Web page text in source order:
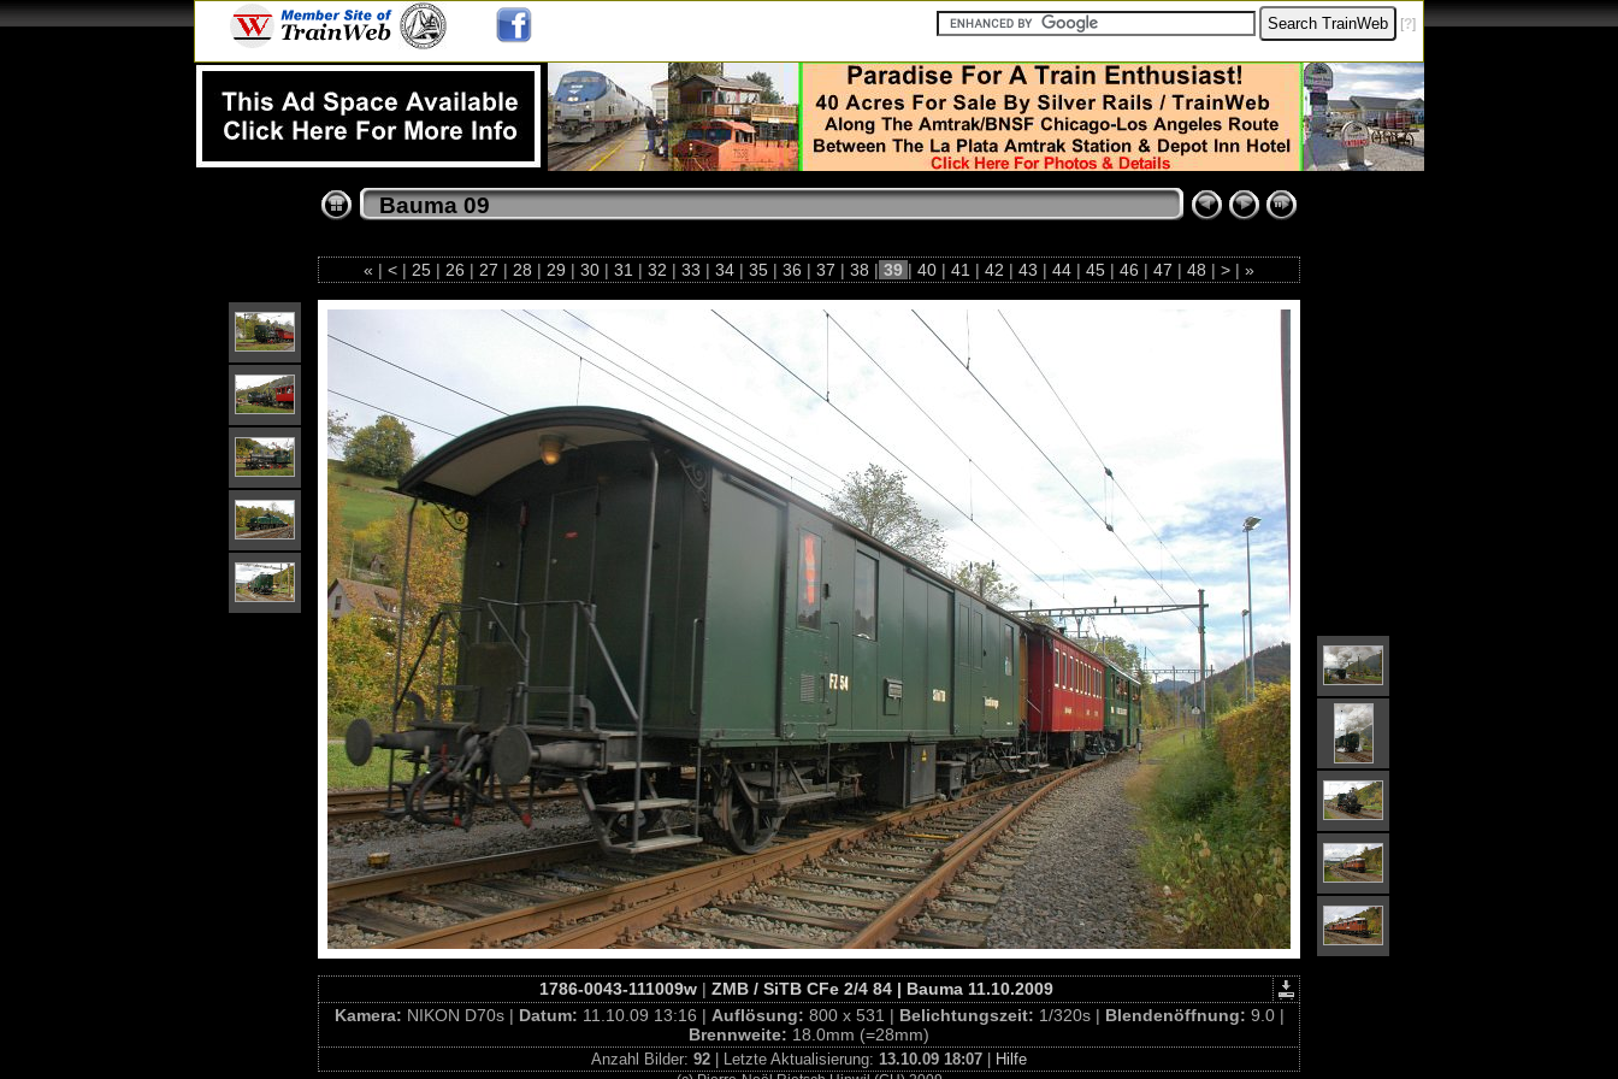
[?]
Bauma 09
« | < | 25 | 26 | 27 | 28 | 29 | 30 | 31 | 32 | 33 | 34 | 35 | 36 | 37 | 38 | 39 | 40 | 41 | 42 | 43 | 44 | 45 | 46 | 47 | 48 | > | »
1786-0043-111009w| ZMB / SiTB CFe 2/4 84 | Bauma 11.10.2009
Kamera: NIKON D70s | Datum: 11.10.09 13:16 | Auflösung: 800 x 531 | Belichtungszeit: 1/320s | Blendenöffnung: 9.0 |
Brennweite: 18.0mm (=28mm)
Anzahl Bilder: 92 | Letzte Aktualisierung: 13.10.09 18:07 Hilfe